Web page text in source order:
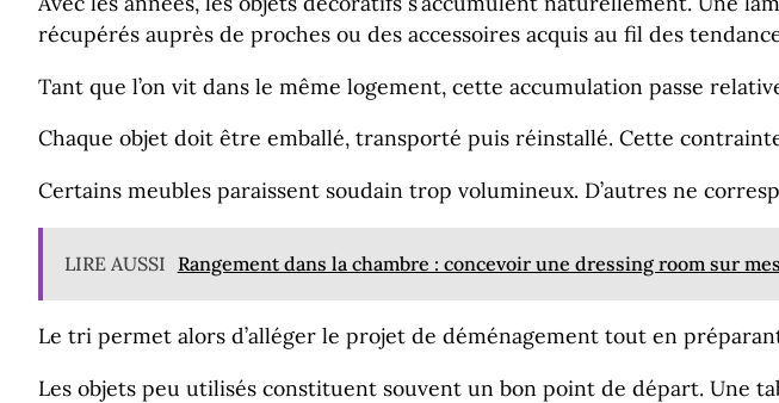
récupérés auprès de proches ou des accessoires acquis au fil des
Tant que l’on vit dans le même logement, cette accumulation passe
Chaque objet doit être emballé, transporté puis réinstallé. Cette
Certains meubles paraissent soudain trop volumineux. D’autres ne
LIRE AUSSI Rangement dans la chambre : concevoir une dressing room sur
Le tri permet alors d’alléger le projet de déménagement tout en
Les objets peu utilisés constituent souvent un bon point de départ. Une